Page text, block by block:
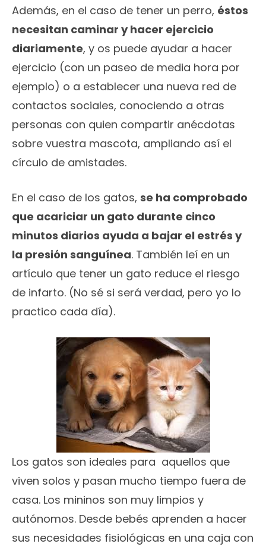
Además, en el caso de tener un perro, éstos
necesitan caminar y hacer ejercicio
diariamente, y os puede ayudar a hacer
ejercicio (con un paseo de media hora por
ejemplo) o a establecer una nueva red de
contactos sociales, conociendo a otras
personas con quien compartir anécdotas
sobre vuestra mascota, ampliando así el
círculo de amistades.
En el caso de los gatos, se ha comprobado
que acariciar un gato durante cinco
minutos diarios ayuda a bajar el estrés y
la presión sanguínea. También leí en un
artículo que tener un gato reduce el riesgo
de infarto. (No sé si será verdad, pero yo lo
practico cada día).
Los gatos son ideales para aquellos que
viven solos y pasan mucho tiempo fuera de
casa. Los mininos son muy limpios y
autónomos. Desde bebés aprenden a hacer
sus necesidades fisiológicas en una caja con